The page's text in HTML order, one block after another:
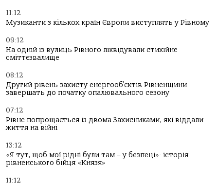
11:12
Музиканти з кількох країн Європи виступлять у Рівному
09:12
На одній із вулиць Рівного ліквідували стихійне
сміттєзвалище
08:12
Другий рівень захисту енергооб’єктів Рівненщини
завершать до початку опалювального сезону
07:12
Рівне попрощається із двома Захисниками, які віддали
життя на війні
13:12
«Я тут, щоб мої рідні були там – у безпеці»: історія
рівненського бійця «Князя»
11:12